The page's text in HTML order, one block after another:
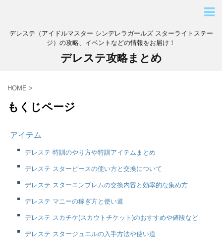
デレステ（アイドルマスター シンデレラガールズ スターライトステー
ジ）の攻略、イベントなどの情報をお届け！
デレステ攻略まとめ
HOME >
もくじページ
アイテム
デレステ 特訓のやり方や特訓アイテムまとめ
デレステ スターピースの使い方と交換について
デレステ スターエンブレムの交換内容と効率的な集め方
デレステ マニーの稼ぎ方と使い道
デレステ スカチケ(スカウトチケット)のおすすめや値段など
デレステ スタージュエルの入手方法や使い道